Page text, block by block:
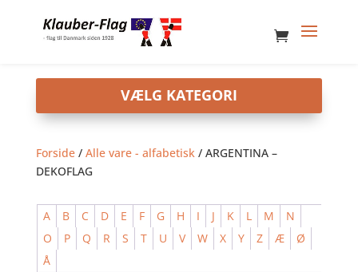
Forside/ Alle vare - alfabetisk/ ARGENTINA –
DEKOFLAG
A B C D E F G H I J K L M
N
O
P Q R S T U V W X Y Z Æ
Ø
Å